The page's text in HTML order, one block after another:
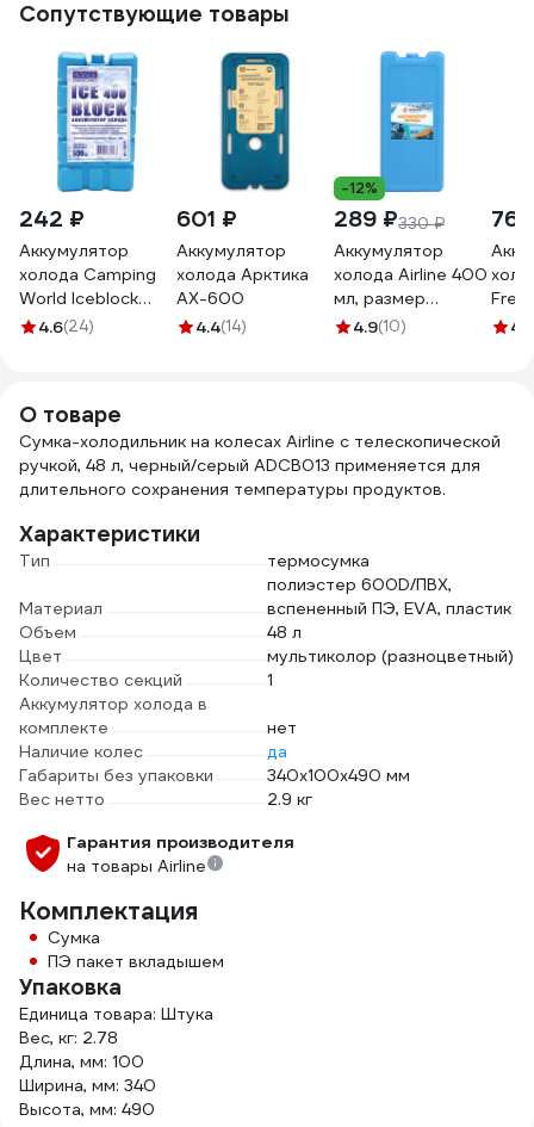
Сопутствующие товары
242 ₽
Аккумулятор
холода Camping
World Iceblock
400 138218
4.6(24)
601 ₽
Аккумулятор
холода Арктика
АХ-600
4.4(14)
-12%
289 ₽330 ₽
Аккумулятор
холода Airline 400
мл, размер
18х8.2х3 см AAC-
4.9(10)
7204.7
О товаре
Сумка-холодильник на колесах Airline с телескопической
ручкой, 48 л, черный/серый ADCB013 применяется для
длительного сохранения температуры продуктов.
Характеристики
Тип термосумка
Материал
полиэстер 600D/ПВХ,
вспененный ПЭ, EVA, пластик
Объем
48 л
Цвет
мультиколор (разноцветный)
Количество секций
1
Аккумулятор холода в
комплекте
нет
Наличие колес
да
Габариты без упаковки
340x100x490 мм
Вес нетто
2.9 кг
Гарантия производителя
на товары Airline
Комплектация
Сумка
ПЭ пакет вкладышем
Упаковка
Единица товара: Штука
Вес, кг: 2.78
Длина, мм: 100
Ширина, мм: 340
Высота, мм: 490